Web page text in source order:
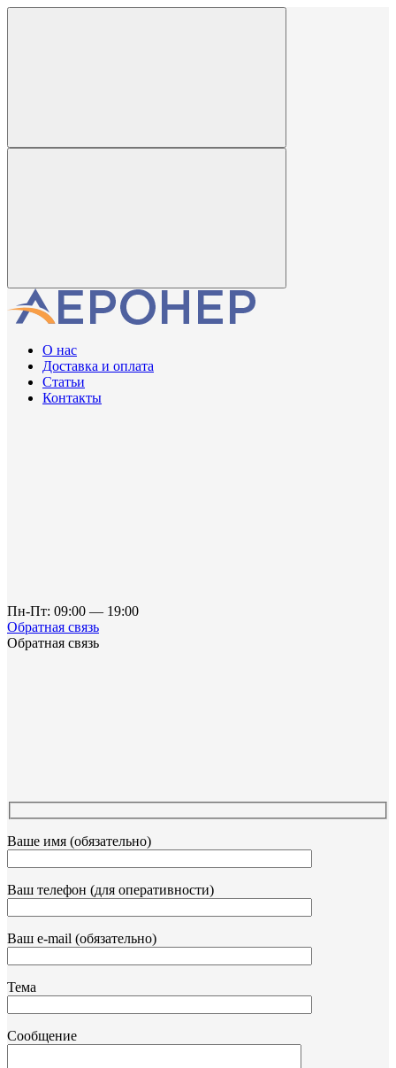
О нас
Доставка и оплата
Статьи
Контакты
Пн-Пт: 09:00 — 19:00
Обратная связь
Обратная связь
Ваше имя (обязательно)
Ваш телефон (для оперативности)
Ваш e-mail (обязательно)
Тема
Сообщение